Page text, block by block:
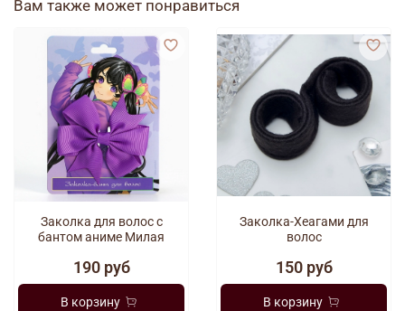
Фиолетовый
Просьба при оформлении заказа указывать желаемый цвет.
Вам также может понравиться
Заколка для волос с
бантом аниме Милая
190 руб
В корзину
Заколка-Хеагами для
волос
150 руб
В корзину